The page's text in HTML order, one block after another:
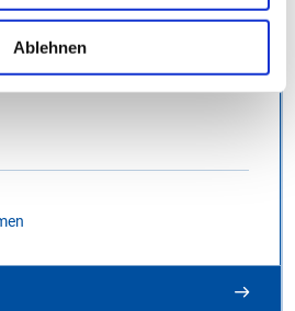
möglicherweise mit
die Sie ihnen bereitgestellt
Informationen finden Sie in
Ablehnen